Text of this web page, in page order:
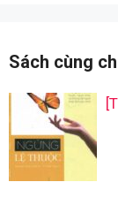
Sách cùng